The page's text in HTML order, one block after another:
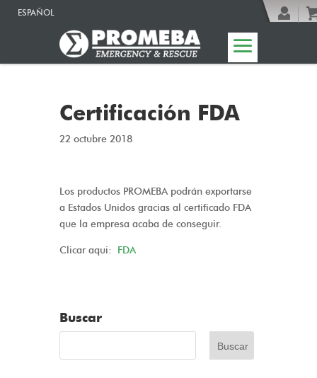
ESPAÑOL
Certificación FDA
22 octubre 2018
Los productos PROMEBA podrán exportarse
a Estados Unidos gracias al certificado FDA
que la empresa acaba de conseguir.
Clicar aqui: FDA
Buscar